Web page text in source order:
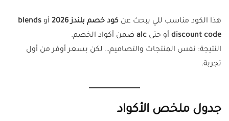
هذا الكود مناسب للي يبحث عن كود خصم بلندز 2026 أو blends
discount code أو حتى alc ضمن أكواد الخصم.
النتيجة: نفس المنتجات والتصاميم… لكن بسعر أوفر من أول
تجربة.
جدول ملخص الأكواد